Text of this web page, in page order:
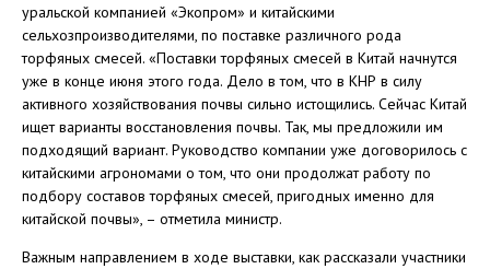
уральской компанией «Экопром» и китайскими
сельхозпроизводителями, по поставке различного рода
торфяных смесей. «Поставки торфяных смесей в Китай начнутся
уже в конце июня этого года. Дело в том, что в КНР в силу
активного хозяйствования почвы сильно истощились. Сейчас Китай
ищет варианты восстановления почвы. Так, мы предложили им
подходящий вариант. Руководство компании уже договорилось с
китайскими агрономами о том, что они продолжат работу по
подбору составов торфяных смесей, пригодных именно для
китайской почвы», – отметила министр.
Важным направлением в ходе выставки, как рассказали участники